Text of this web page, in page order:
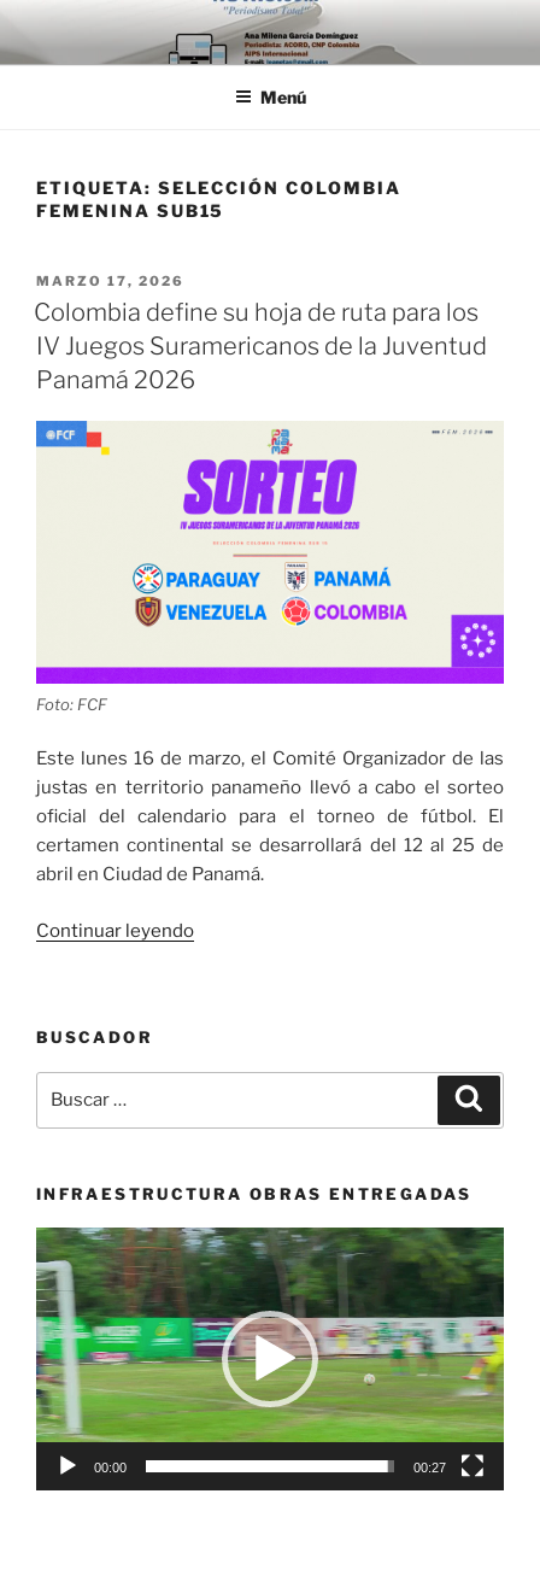
Saltar
al
contenido
Menú
ETIQUETA: SELECCIÓN COLOMBIA
FEMENINA SUB15
PUBLICADO
EL
MARZO 17, 2026
Colombia define su hoja de ruta para los
IV Juegos Suramericanos de la Juventud
Panamá 2026
Foto: FCF
Este lunes 16 de marzo, el Comité Organizador de las
justas en territorio panameño llevó a cabo el sorteo
oficial del calendario para el torneo de fútbol. El
certamen continental se desarrollará del 12 al 25 de
abril en Ciudad de Panamá.
Continuar leyendo«Colombia
ruta
los
Juegos
de
Juventud
Panamá
2026»
BUSCADOR
por:
INFRAESTRUCTURA OBRAS ENTREGADAS
Reproductor
de
vídeo
00:00 00:27